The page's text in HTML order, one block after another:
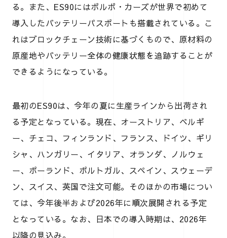
る。また、ES90にはボルボ・カーズが世界で初めて
導入したバッテリーパスポートも搭載されている。こ
れはブロックチェーン技術に基づくもので、原材料の
原産地やバッテリー全体の健康状態を追跡することが
できるようになっている。
最初のES90は、今年の夏に生産ラインから出荷され
る予定となっている。現在、オーストリア、ベルギ
ー、チェコ、フィンランド、フランス、ドイツ、ギリ
シャ、ハンガリー、イタリア、オランダ、ノルウェ
ー、ポーランド、ポルトガル、スペイン、スウェーデ
ン、スイス、英国で注文可能。そのほかの市場につい
ては、今年後半および2026年に順次展開される予定
となっている。なお、日本での導入時期は、2026年
以降の見込み。